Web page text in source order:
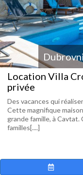
Location Villa
privée
Des vacances qui
Cette magnifique
grande famille, à
familles[....]